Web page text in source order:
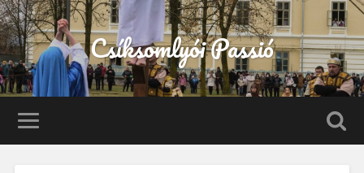
Csíksomlyói Passió